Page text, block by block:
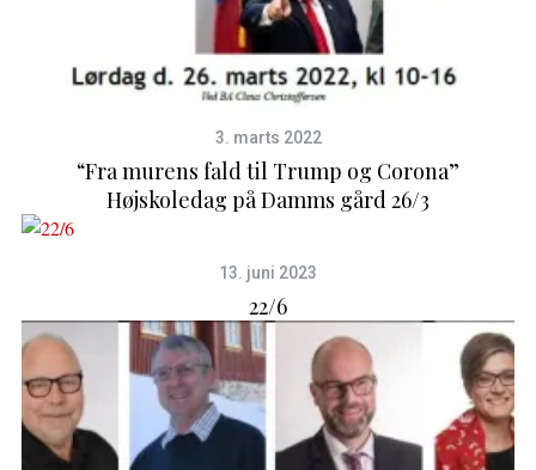
3. marts 2022
“Fra murens fald til Trump og Corona”
Højskoledag på Damms gård 26/3
13. juni 2023
22/6